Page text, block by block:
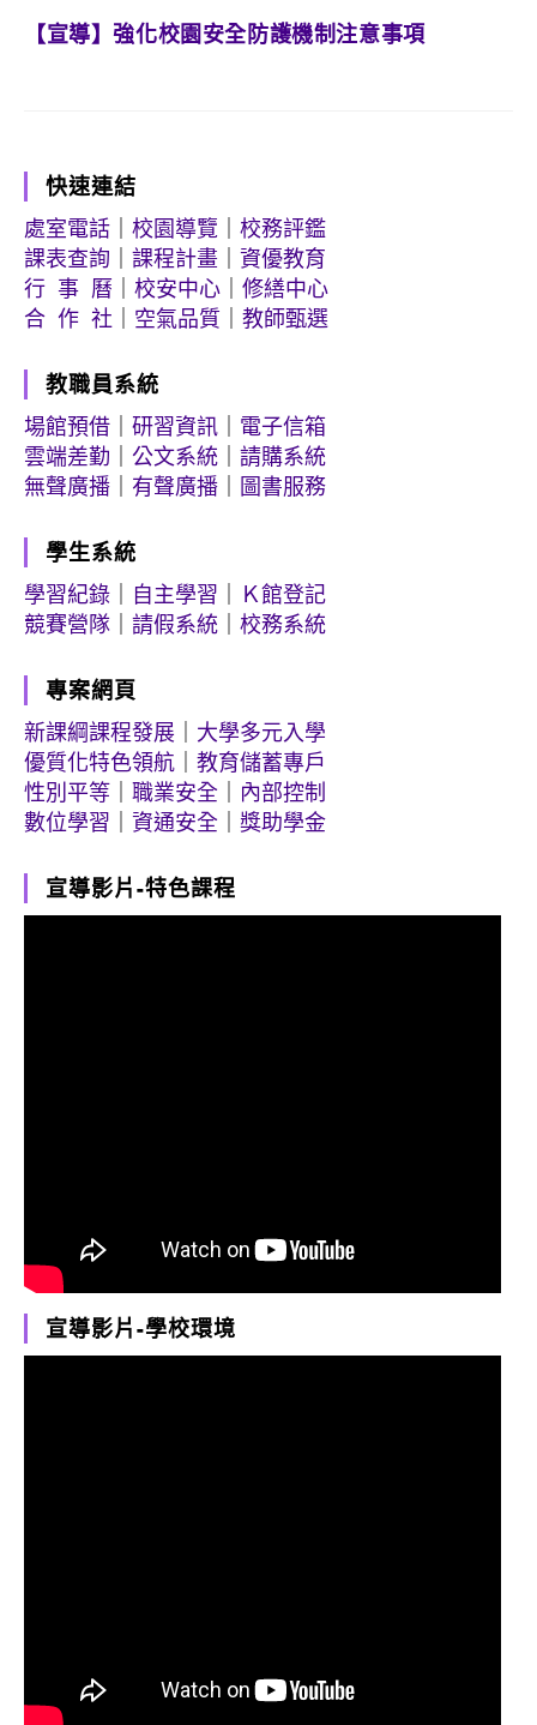
【宣導】強化校園安全防護機制注意事項
快速連結
處室電話
校園導覽
校務評鑑
課表查詢
課程計畫
資優教育
行 事 曆
校安中心
修繕中心
合 作 社
空氣品質 教師甄選
教職員系統
場館預借
研習資訊
電子信箱
雲端差勤
公文系統
請購系統
無聲廣播
有聲廣播 圖書服務
學生系統
學習紀錄
自主學習
Ｋ館登記
競賽營隊
請假系統 校務系統
專案網頁
新課綱課程發展
大學多元入學
優質化特色領航
教育儲蓄專戶
性別平等
職業安全
內部控制
數位學習
資通安全 獎助學金
宣導影片-特色課程
宣導影片-學校環境